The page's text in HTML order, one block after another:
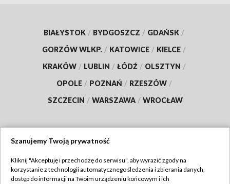
BIAŁYSTOK / BYDGOSZCZ / GDAŃSK /
GORZÓW WLKP. / KATOWICE / KIELCE /
KRAKÓW / LUBLIN / ŁÓDŹ / OLSZTYN /
OPOLE / POZNAŃ / RZESZÓW /
SZCZECIN / WARSZAWA / WROCŁAW
TVP
Szanujemy Twoją prywatność
Kliknij "Akceptuję i przechodzę do serwisu", aby wyrazić zgody na
korzystanie z technologii automatycznego śledzenia i zbierania danych,
dostęp do informacji na Twoim urządzeniu końcowym i ich